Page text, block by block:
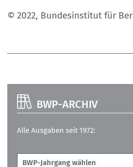
© 2022, Bundesinstitut für
BWP-ARCHIV
Alle Ausgaben seit 1972: